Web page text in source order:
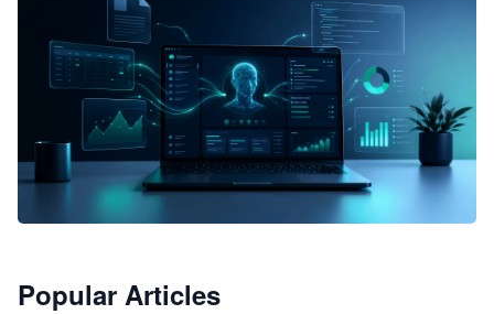
JimoClaw 桌面 AI Agent 工作台
Popular Articles